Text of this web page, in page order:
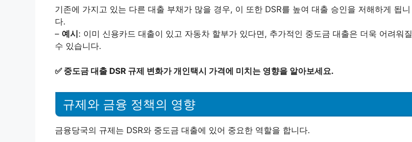
기존에 가지고 있는 다른 대출 부채가 많을 경우, 이 또한 DSR를 높여 대출 승인을 저해하게 됩니
다.
– 예시 : 이미 신용카드 대출이 있고 자동차 할부가 있다면, 추가적인 중도금 대출은 더욱 어려워질
수 있습니다.
✅ 중도금 대출 DSR 규제 변화가 개인택시 가격에 미치는 영향을 알아보세요.
규제와 금융 정책의 영향
금융당국의 규제는 DSR와 중도금 대출에 있어 중요한 역할을 합니다.